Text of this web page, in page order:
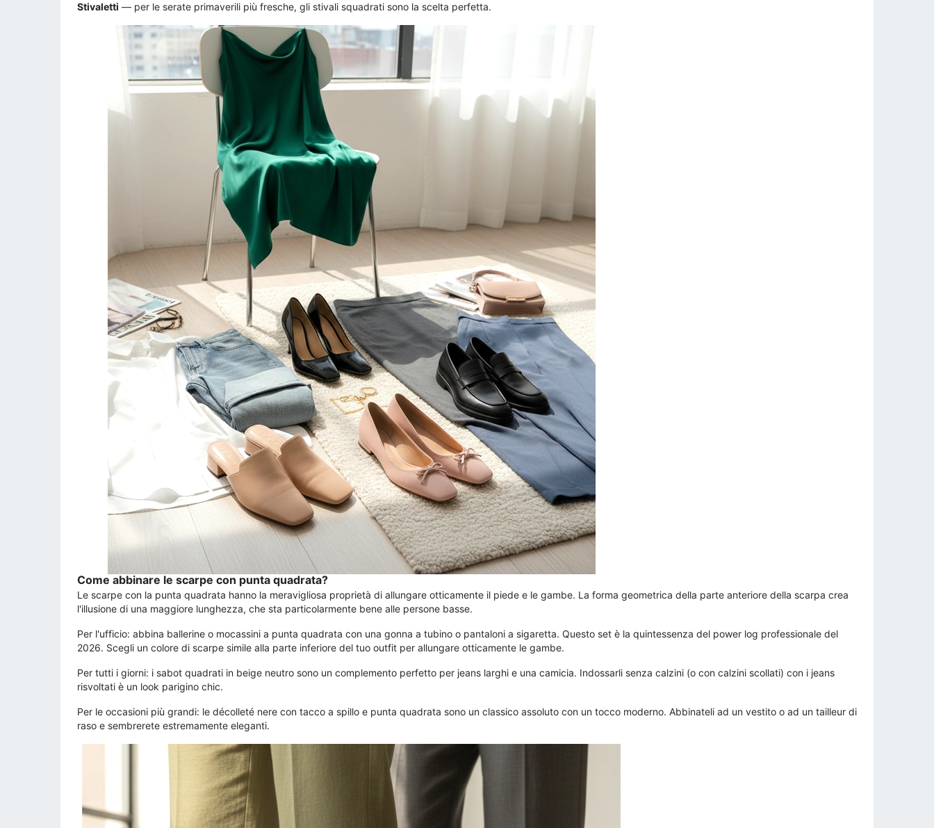
Stivaletti — per le serate primaverili più fresche, gli stivali squadrati sono la scelta perfetta.
Come abbinare le scarpe con punta quadrata?
Le scarpe con la punta quadrata hanno la meravigliosa proprietà di allungare otticamente il piede e le gambe. La forma geometrica della parte anteriore della scarpa crea
l'illusione di una maggiore lunghezza, che sta particolarmente bene alle persone basse.
Per l'ufficio: abbina ballerine o mocassini a punta quadrata con una gonna a tubino o pantaloni a sigaretta. Questo set è la quintessenza del power log professionale del
2026. Scegli un colore di scarpe simile alla parte inferiore del tuo outfit per allungare otticamente le gambe.
Per tutti i giorni: i sabot quadrati in beige neutro sono un complemento perfetto per jeans larghi e una camicia. Indossarli senza calzini (o con calzini scollati) con i jeans
risvoltati è un look parigino chic.
Per le occasioni più grandi: le décolleté nere con tacco a spillo e punta quadrata sono un classico assoluto con un tocco moderno. Abbinateli ad un vestito o ad un tailleur di
raso e sembrerete estremamente eleganti.